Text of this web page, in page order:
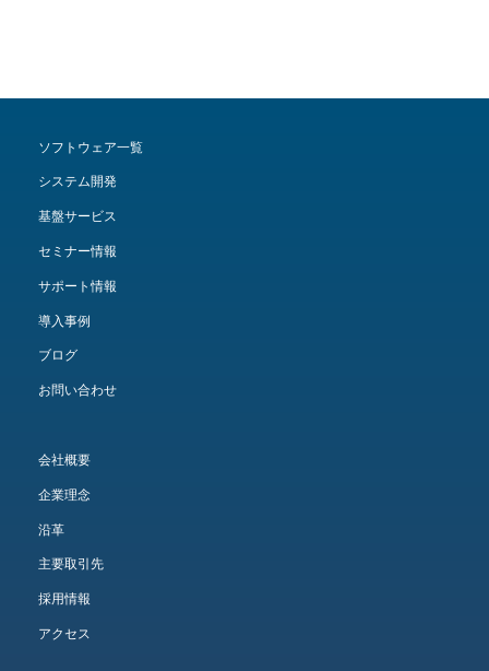
ソフトウェア一覧
システム開発
基盤サービス
セミナー情報
サポート情報
導入事例
ブログ
お問い合わせ
会社概要
企業理念
沿革
主要取引先
採用情報
アクセス